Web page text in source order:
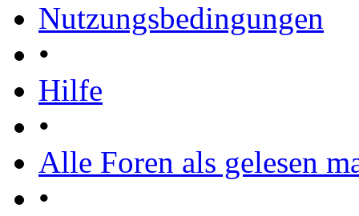
Nutzungsbedingungen
•
Hilfe
•
Alle Foren als gelesen
•